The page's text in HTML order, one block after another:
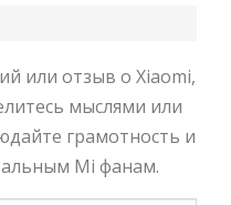
или отзыв о Xiaomi,
мыслями или
грамотность и
Mi фанам.